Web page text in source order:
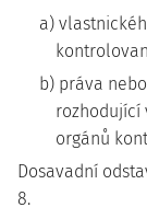
a)
b) práva
rozhodující
orgánů
Dosavadní
8.